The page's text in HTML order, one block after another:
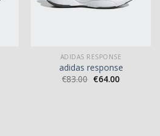
ADIDAS RESPONSE
adidas response
€83.00 €64.00